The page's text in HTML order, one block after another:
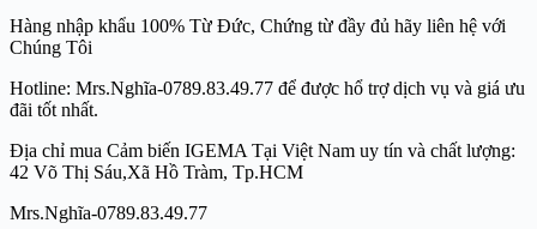
Hàng nhập khẩu 100% Từ Đức, Chứng từ đầy đủ hãy liên hệ với
Chúng Tôi
Hotline: Mrs.Nghĩa-0789.83.49.77 để được hổ trợ dịch vụ và giá ưu
đãi tốt nhất.
Địa chỉ mua Cảm biến IGEMA Tại Việt Nam uy tín và chất lượng:
42 Võ Thị Sáu,Xã Hồ Tràm, Tp.HCM
Mrs.Nghĩa-0789.83.49.77